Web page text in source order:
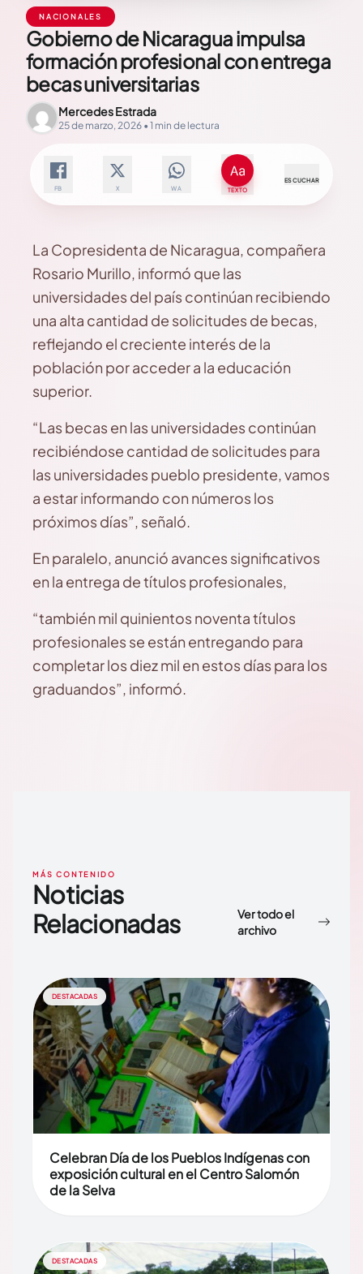
NACIONALES
Gobierno de Nicaragua impulsa
formación profesional con entrega
becas universitarias
Mercedes Estrada
25 de marzo, 2026 • 1 min de lectura
FB X WA TEXTO
ESCUCHAR
La Copresidenta de Nicaragua, compañera
Rosario Murillo, informó que las
universidades del país continúan recibiendo
una alta cantidad de solicitudes de becas,
reflejando el creciente interés de la
población por acceder a la educación
superior.
“Las becas en las universidades continúan
recibiéndose cantidad de solicitudes para
las universidades pueblo presidente, vamos
a estar informando con números los
próximos días”, señaló.
En paralelo, anunció avances significativos
en la entrega de títulos profesionales,
“también mil quinientos noventa títulos
profesionales se están entregando para
completar los diez mil en estos días para los
graduandos”, informó.
MÁS CONTENIDO
Noticias
Relacionadas
Ver todo el
archivo
DESTACADAS
Celebran Día de los Pueblos Indígenas con
exposición cultural en el Centro Salomón
de la Selva
DESTACADAS